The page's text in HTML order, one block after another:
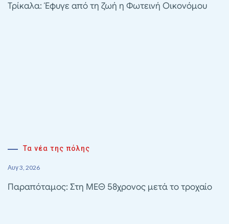
Τρίκαλα: Έφυγε από τη ζωή η Φωτεινή Οικονόμου
Τα νέα της πόλης
Αυγ 3, 2026
Παραπόταμος: Στη ΜΕΘ 58χρονος μετά το τροχαίο